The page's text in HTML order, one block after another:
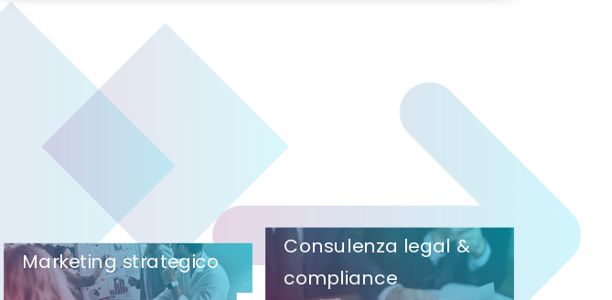
Marketing strategico
Consulenza legal &
compliance